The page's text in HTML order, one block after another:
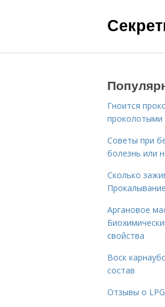
Гноится
проколотыми
Советы при
болезнь или
Сколько
Аргановое
свойства
Воск
состав
Отзывы о